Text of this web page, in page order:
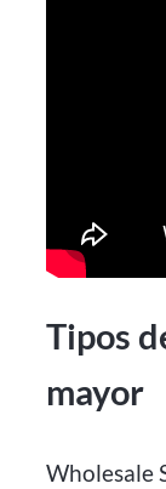
Tipos
mayor
Wholesale